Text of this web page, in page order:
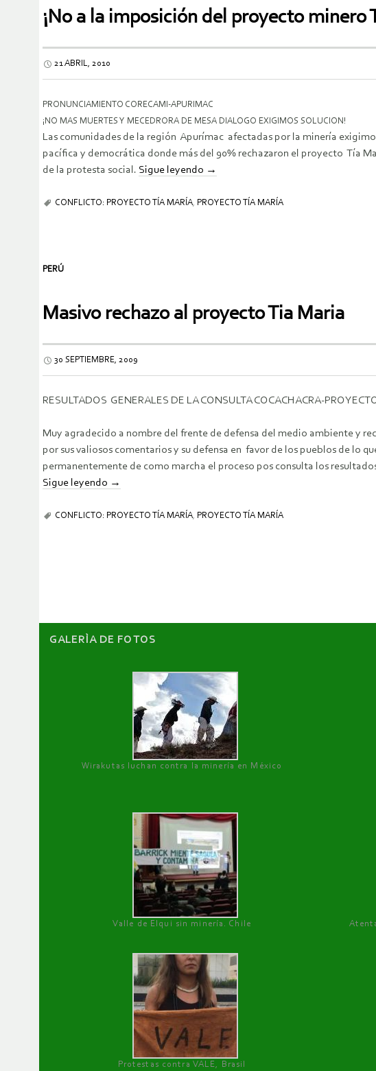
¡No a la imposición del proyecto minero
21 ABRIL, 2010
PRONUNCIAMIENTO CORECAMI-APURIMAC
¡NO MAS MUERTES Y MECEDRORA DE MESA DIALOGO EXIGIMOS SOLUCION!
Las comunidades de la región Apurímac afectadas por la minería
pacífica y democrática donde más del 90% rechazaron el proyecto Tía
de la protesta social. Sigue leyendo →
CONFLICTO: PROYECTO TÍA MARÍA, PROYECTO TÍA MARÍA
PERÚ
Masivo rechazo al proyecto Tia Maria
30 SEPTIEMBRE, 2009
RESULTADOS GENERALES DE LA CONSULTA COCACHACRA-
Muy agradecido a nombre del frente de defensa del medio ambiente y
por sus valiosos comentarios y su defensa en favor de los pueblos de lo
permanentemente de como marcha el proceso pos consulta los
Sigue leyendo →
CONFLICTO: PROYECTO TÍA MARÍA, PROYECTO TÍA MARÍA
GALERÌA DE FOTOS
Wirakutas luchan contra la minería en México
Valle de Elqui sin minería. Chile
Protestas contra VALE, Brasil